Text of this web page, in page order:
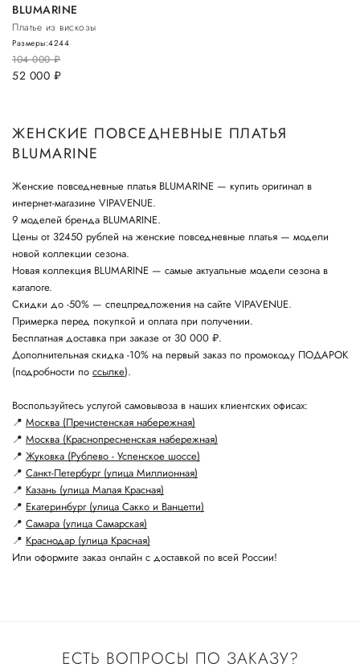
BLUMARINE
Платье из вискозы
104 000руб.
52 000 руб.
Размеры:4244
ЖЕНСКИЕ ПОВСЕДНЕВНЫЕ ПЛАТЬЯ
BLUMARINE
Женские повседневные платья BLUMARINE — купить оригинал в
интернет-магазине VIPAVENUE.
9 моделей бренда BLUMARINE.
Цены от 32450 рублей на женские повседневные платья — модели
новой коллекции сезона.
Новая коллекция BLUMARINE — самые актуальные модели сезона в
каталоге.
Скидки до -50% — спецпредложения на сайте VIPAVENUE.
Примерка перед покупкой и оплата при получении.
Бесплатная доставка при заказе от 30 000 ₽.
Дополнительная скидка -10% на первый заказ по промокоду ПОДАРОК
(подробности по ссылке).
Воспользуйтесь услугой самовывоза в наших клиентских офисах:
📍 Москва (Пречистенская набережная)
📍 Москва (Краснопресненская набережная)
📍 Жуковка (Рублево - Успенское шоссе)
📍 Санкт-Петербург (улица Миллионная)
📍 Казань (улица Малая Красная)
📍 Екатеринбург (улица Сакко и Ванцетти)
📍 Самара (улица Самарская)
📍 Краснодар (улица Красная)
Или оформите заказ онлайн с доставкой по всей России!
ЕСТЬ ВОПРОСЫ ПО ЗАКАЗУ?